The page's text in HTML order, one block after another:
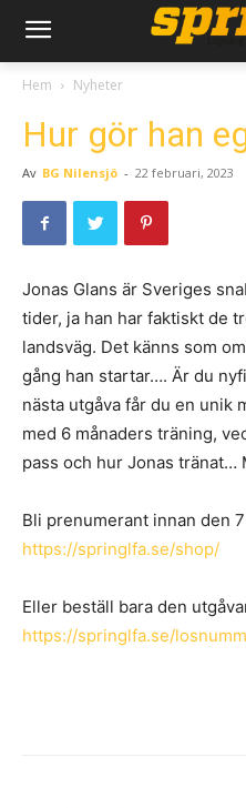
Hem Nyheter
Hur gör han
Av BG Nilensjö - 22 februari, 2023
Jonas Glans är Sveriges
tider, ja han har faktiskt de
landsväg. Det känns som
gång han startar…. Är du
nästa utgåva får du en unik
med 6 månaders träning,
pass och hur Jonas tränat…
Bli prenumerant innan den
https://springlfa.se/shop/
Eller beställ bara den
https://springlfa.se/